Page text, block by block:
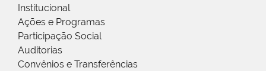
Institucional
Ações e Programas
Participação Social
Auditorias
Convênios e Transferências